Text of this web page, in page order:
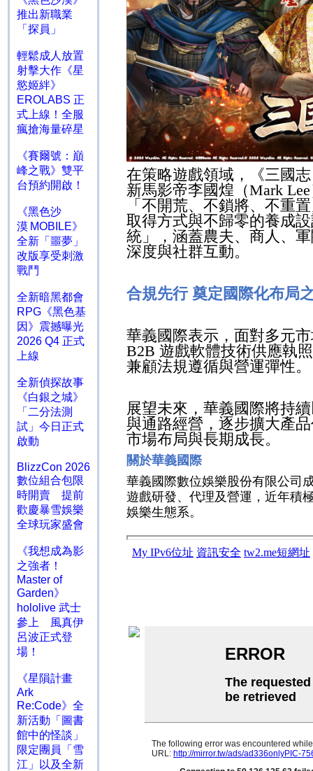
推出新職業
「探員」
輕鬆成人放置
射擊大作《星
慾姬絆》
EROLABS 正
式上線！全服
瘋搶海量碎星
《賽爾號：巔
峰之戰》雙平
台預約開啟！
《黑色沙
漠 MOBILE》
全新「噩夢」
改版享受刺激
戰鬥
全新暗黑都會
RPG《黑色基
因》震撼曝光
2026 Q4 正式
上線
全新偵探故事
《白銀之城》
「二分法測
試」今日正式
啟動
BlizzCon 2026
數位組合包限
時開賣 提前
歡慶暴雪娛樂
全球玩家盛會
《我想成為影
之強者！
Master of
Garden》
hololive 武士
參上 風真伊
呂波正式登
場！
《星隕計畫
Ark
Re:Code》全
新活動「圖書
館中的怪談」
限定團員「雪
江」以及全新
在策略遊戲領域，《三國
新馬影帝李國煌（Mark Lee
「不開荒、不鎖將、不重
取得方式與不歸零的養成
統」，涵蓋農夫、商人、
深度與社群互動。
合規先行 奠定國際化布局
華義國際表示，面對多元
B2B 遊戲軟體技術供應執
兼顧法規遵循與營運彈性。
展望未來，華義國際將持
與通路經營，逐步擴大產
市場布局與長期成長。
關於華義國際
華義國際數位娛樂股份有限公司
遊戲研發、代理及營運，近年積
娛樂生態系。